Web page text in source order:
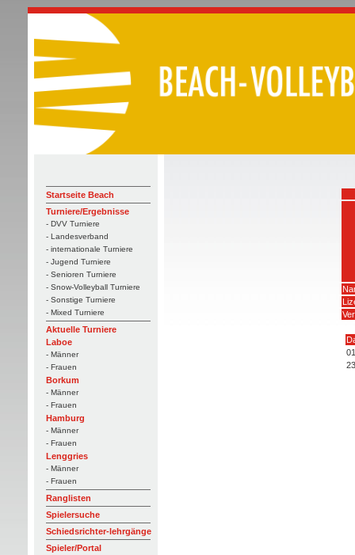
Startseite Beach
Turniere/Ergebnisse
- DVV Turniere
- Landesverband
- internationale Turniere
- Jugend Turniere
- Senioren Turniere
- Snow-Volleyball Turniere
- Sonstige Turniere
- Mixed Turniere
Aktuelle Turniere
Laboe
- Männer
- Frauen
Borkum
- Männer
- Frauen
Hamburg
- Männer
- Frauen
Lenggries
- Männer
- Frauen
Ranglisten
Spielersuche
Schiedsrichter-lehrgänge
Spieler/Portal